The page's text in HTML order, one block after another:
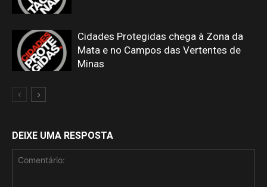
Cidades Protegidas chega à Zona da
Mata e no Campos das Vertentes de
Minas
DEIXE UMA RESPOSTA